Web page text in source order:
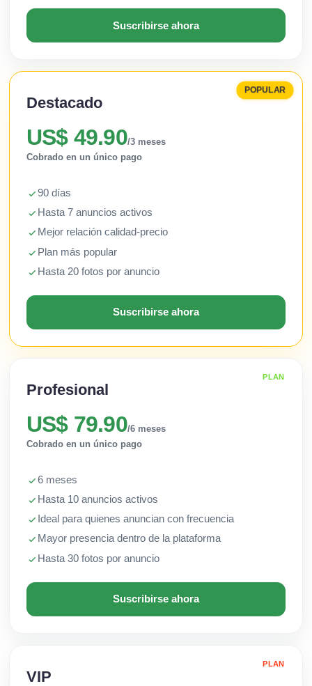
Suscribirse ahora
POPULAR
Destacado
US$ 49.90/3 meses
Cobrado en un único pago
90 días
Hasta 7 anuncios activos
Mejor relación calidad-precio
Plan más popular
Hasta 20 fotos por anuncio
Suscribirse ahora
PLAN
Profesional
US$ 79.90/6 meses
Cobrado en un único pago
6 meses
Hasta 10 anuncios activos
Ideal para quienes anuncian con frecuencia
Mayor presencia dentro de la plataforma
Hasta 30 fotos por anuncio
Suscribirse ahora
PLAN
VIP